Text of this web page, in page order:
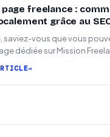
page freelance :
grâce au
saviez-vous que vous
dédiée sur Mission